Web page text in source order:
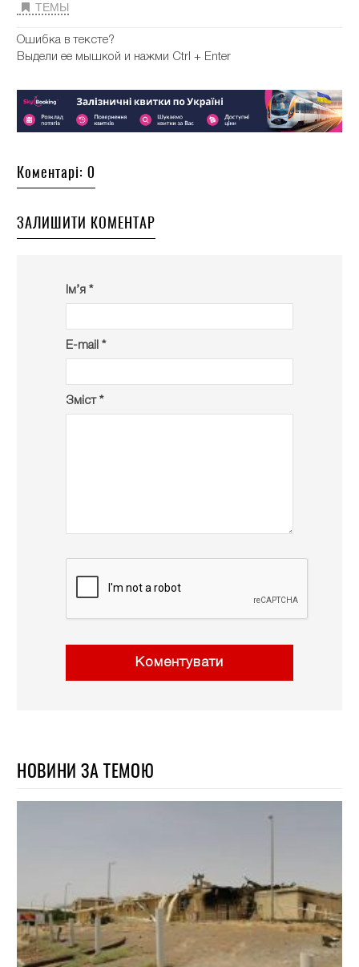
ТЕМЫ
Ошибка в тексте?
Выдели ее мышкой и нажми Ctrl + Enter
Коментарі: 0
ЗАЛИШИТИ КОМЕНТАР
Ім’я *
E-mail *
Зміст *
Коментувати
НОВИНИ ЗА ТЕМОЮ